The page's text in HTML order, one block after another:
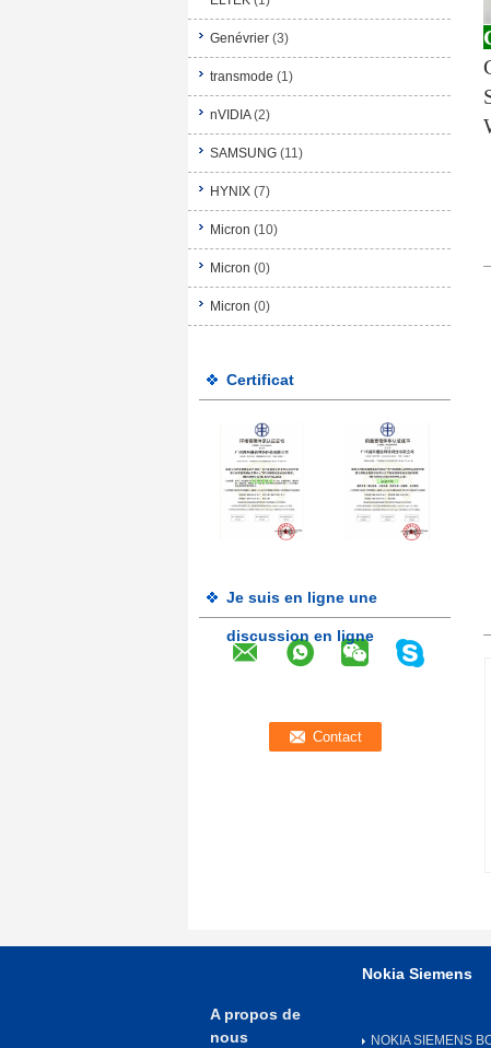
Genévrier (3)
transmode (1)
nVIDIA (2)
SAMSUNG (11)
HYNIX (7)
Micron (10)
Micron (0)
Micron (0)
Certificat
Je suis en ligne une
discussion en ligne
A propos de
nous
Nokia Siemens
NOKIA SIEMENS